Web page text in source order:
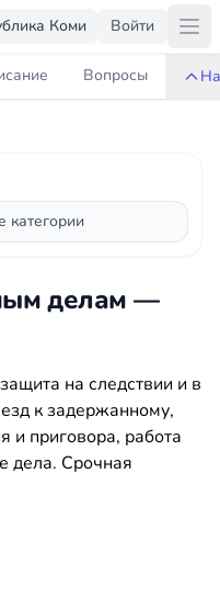
Коми Войти
Вопросы
категории
делам —
на следствии и в
к задержанному,
и приговора, работа
дела. Срочная